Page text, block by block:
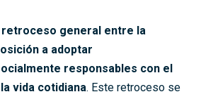
retroceso general entre la
a adoptar
responsables con el
vida cotidiana. Este retroceso se